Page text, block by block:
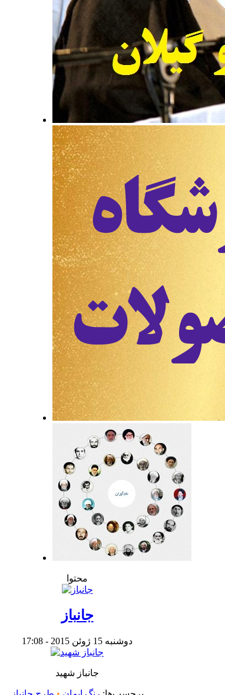
محتوا
جانباز
دوشنبه 15 ژوئن 2015 - 17:08
جانباز شهید